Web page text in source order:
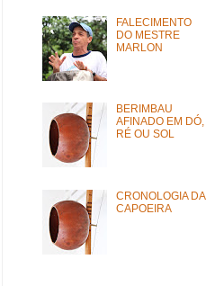
FALECIMENTO
DO MESTRE
MARLON
BERIMBAU
AFINADO EM DÓ,
RÉ OU SOL
CRONOLOGIA DA
CAPOEIRA